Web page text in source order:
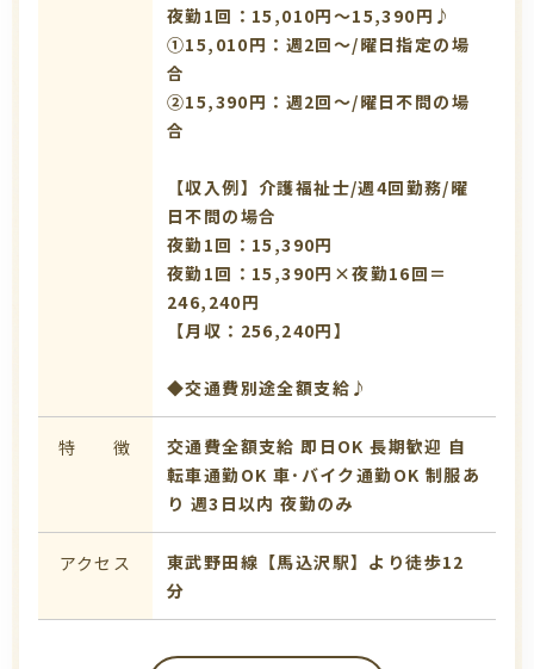
夜勤1回：15,010円～15,390円♪
①15,010円：週2回～/曜日指定の場
合
➁15,390円：週2回～/曜日不問の場
合
【収入例】介護福祉士/週4回勤務/曜
日不問の場合
夜勤1回：15,390円
夜勤1回：15,390円×夜勤16回＝
246,240円
【月収：256,240円】
◆交通費別途全額支給♪
特 徴 交通費全額支給 即日OK 長期歓迎 自
転車通勤OK 車･バイク通勤OK 制服あ
り 週3日以内 夜勤のみ
アクセス
東武野田線【馬込沢駅】より徒歩12
分